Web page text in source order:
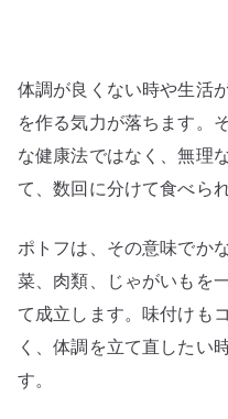
立
て
直
す
め
具
だ
く
さ
体調が良くない時や生活
を作る気力が落ちます。
な健康法ではなく、無理
て、数回に分けて食べら
ポトフは、その意味でか
菜、肉類、じゃがいもを
て成立します。味付けも
く、体調を立て直したい
す。